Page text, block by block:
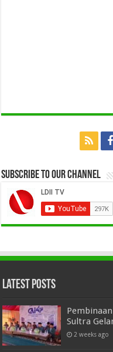
Subscribe to our Channel
Latest Posts
Sultra
2 weeks ago